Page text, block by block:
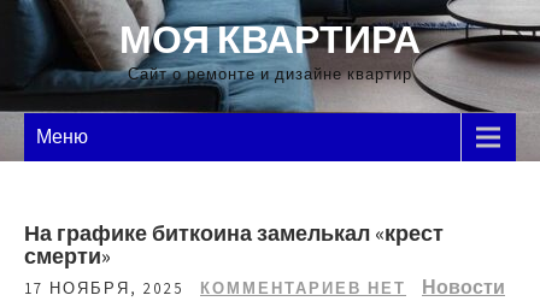
Перейти
содержимому
МОЯ КВАРТИРА
Сайт о ремонте и дизайне квартир
Меню
На графике биткоина замелькал «крест
смерти»
17 НОЯБРЯ, 2025 КОММЕНТАРИЕВ НЕТ
Новости